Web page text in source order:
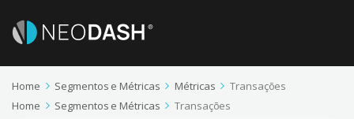
Home Segmentos e Métricas Métricas
Transações
Home
Segmentos e Métricas Transações